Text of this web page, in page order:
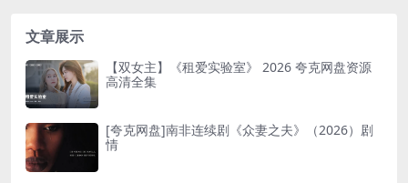
文章展示
【双女主】《租爱实验室》 2026 夸克网盘资源
高清全集
[夸克网盘]南非连续剧《众妻之夫》（2026）剧
情